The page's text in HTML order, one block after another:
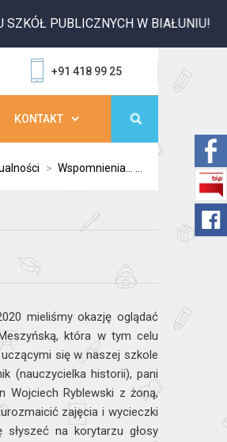
PUBLICZNYCH W BIAŁUNIU!
+91 418 99 25
KONTAKT
> Wspomnienia... ...
mieliśmy okazję oglądać
która w tym celu
się w naszej szkole
(nauczycielka historii), pani
Wojciech Ryblewski z żoną,
zajęcia i wycieczki
na korytarzu głosy